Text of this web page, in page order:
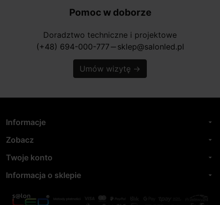
Pomoc w doborze
Doradztwo techniczne i projektowe
(+48) 694-000-777 horizontal_rule sklep@salonled.pl
Umów wizytę →
Informacje arrow_drop_down
Zobacz arrow_drop_down
Twoje konto arrow_drop_down
Informacja o sklepie arrow_drop_down